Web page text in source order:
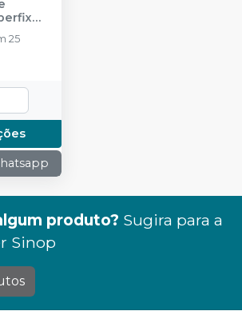
25
produto? Sugira para a
Sinop